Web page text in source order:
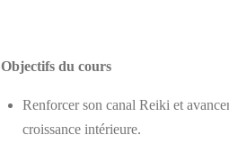
Objectifs du cours
Renforcer son canal Reiki et
croissance intérieure.